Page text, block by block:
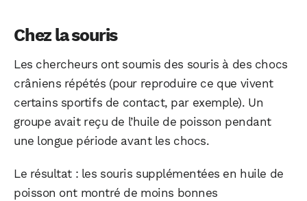
Chez la souris
Les chercheurs ont soumis des souris à des chocs
crâniens répétés (pour reproduire ce que vivent
certains sportifs de contact, par exemple). Un
groupe avait reçu de l’huile de poisson pendant
une longue période avant les chocs.
Le résultat : les souris supplémentées en huile de
poisson ont montré de moins bonnes